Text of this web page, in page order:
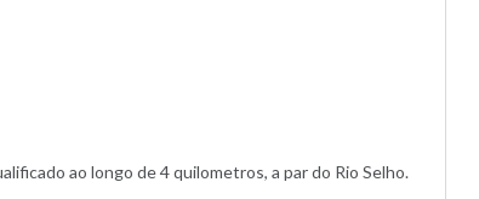
ao longo de 4 quilometros, a par do Rio Selho.